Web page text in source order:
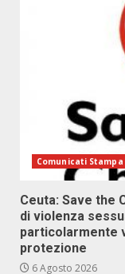
Comunicati Stampa
Ceuta: Save the
di violenza
particolarmente
protezione
6 Agosto 2026